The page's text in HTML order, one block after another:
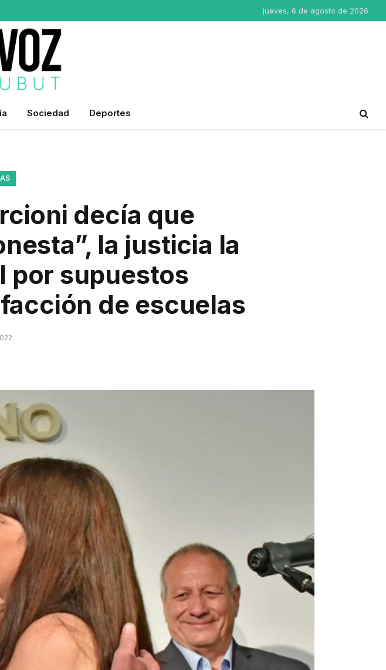
jueves, 6 de agosto de 2026
Sociedad Deportes
decía que
la justicia la
por supuestos
de escuelas